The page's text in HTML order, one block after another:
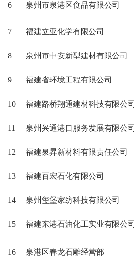
6 泉州市泉港区食品有限公司
7 福建立亚化学有限公司
8 泉州市中安新型建材有限公司
9 福建省环境工程有限公司
10 福建路桥翔通建材科技有限公司
11 泉州兴通港口服务发展有限公司
12 福建泉昇新材料有限责任公司
13 福建百宏石化有限公司
14 泉州玺堡家纺科技有限公司
15 福建东港石油化工实业有限公司
16 泉港区春龙石雕经营部